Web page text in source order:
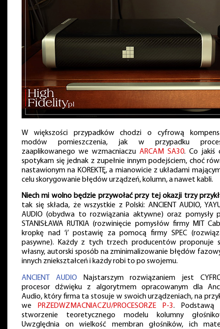
W większości przypadków chodzi o cyfrową
modów pomieszczenia, jak w przypadku
zaaplikowanego we wzmacniaczu ARCAM SA30. Co jakiś
spotykam się jednak z zupełnie innym podejściem, choć
nastawionym na KOREKTĘ, a mianowicie z układami
celu skorygowanie błędów urządzeń, kolumn, a nawet kabli.
Niech mi wolno będzie przywołać przy tej okazji trzy
tak się składa, że wszystkie z Polski: ANCIENT AUDIO,
AUDIO (obydwa to rozwiązania aktywne) oraz pomysły
STANISŁAWA RUTKIA (rozwinięcie pomysłów firmy MIT
kropkę nad ‘i’ postawię za pomocą firmy SPEC
pasywne). Każdy z tych trzech producentów proponuje
własny, autorski sposób na zminimalizowanie błędów
innych zniekształceń i każdy robi to po swojemu.
ANCIENT AUDIO Najstarszym rozwiązaniem jest
procesor dźwięku z algorytmem opracowanym dla
Audio, który firma ta stosuje w swoich urządzeniach, na
we
PRZEDWZMACNIACZU/PROCESORZE P-3. Podstawą
stworzenie teoretycznego modelu kolumny
Uwzględnia on wielkość membran głośników, ich